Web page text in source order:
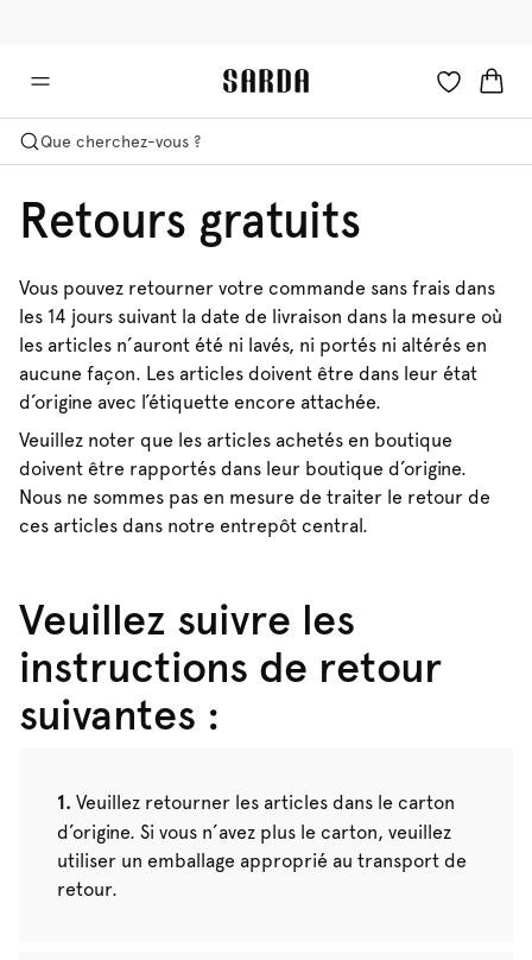
Que cherchez-vous ?
Retours gratuits
Vous pouvez retourner votre commande sans frais dans
les 14 jours suivant la date de livraison dans la mesure où
les articles n’auront été ni lavés, ni portés ni altérés en
aucune façon. Les articles doivent être dans leur état
d’origine avec l’étiquette encore attachée.
Veuillez noter que les articles achetés en boutique
doivent être rapportés dans leur boutique d’origine.
Nous ne sommes pas en mesure de traiter le retour de
ces articles dans notre entrepôt central.
Veuillez suivre les
instructions de retour
suivantes :
Veuillez retourner les articles dans le carton
d’origine. Si vous n’avez plus le carton, veuillez
utiliser un emballage approprié au transport de
retour.